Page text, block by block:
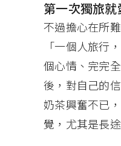
第一次獨旅就
不過擔心在所
「一個人旅行
個心情、完完
後，對自己的
奶茶興奮不已
覺，尤其是長